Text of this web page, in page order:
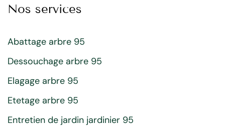
Nos services
Abattage arbre 95
Dessouchage arbre 95
Elagage arbre 95
Etetage arbre 95
Entretien de jardin jardinier 95